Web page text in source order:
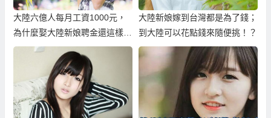
大陸六億人每月工資1000元，
為什麼娶大陸新娘聘金還這樣
高？
大陸新娘嫁到台灣都是為了錢；
到大陸可以花點錢來隨便挑！？